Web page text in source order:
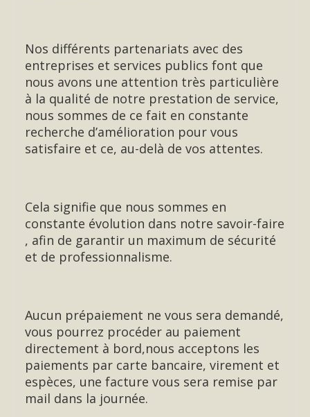
Nos différents partenariats avec des
entreprises et services publics font que
nous avons une attention très particulière
à la qualité de notre prestation de service,
nous sommes de ce fait en constante
recherche d’amélioration pour vous
satisfaire et ce, au-delà de vos attentes.
Cela signifie que nous sommes en
constante évolution dans notre savoir-faire
, afin de garantir un maximum de sécurité
et de professionnalisme.
Aucun prépaiement ne vous sera demandé,
vous pourrez procéder au paiement
directement à bord,nous acceptons les
paiements par carte bancaire, virement et
espèces, une facture vous sera remise par
mail dans la journée.